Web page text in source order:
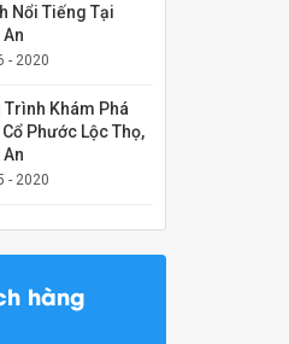
Nổi Tiếng Tại
- 2020
Trình Khám Phá
Phước Lộc Thọ,
- 2020
hàng